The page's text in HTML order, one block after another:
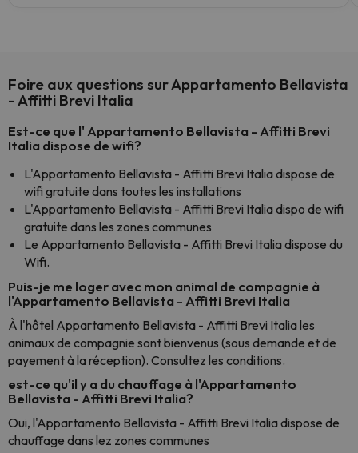
Foire aux questions sur Appartamento Bellavista
- Affitti Brevi Italia
Est-ce que l' Appartamento Bellavista - Affitti Brevi
Italia dispose de wifi?
L'Appartamento Bellavista - Affitti Brevi Italia dispose de
wifi gratuite dans toutes les installations
L'Appartamento Bellavista - Affitti Brevi Italia dispo de wifi
gratuite dans les zones communes
Le Appartamento Bellavista - Affitti Brevi Italia dispose du
Wifi.
Puis-je me loger avec mon animal de compagnie à
l'Appartamento Bellavista - Affitti Brevi Italia
À l'hôtel Appartamento Bellavista - Affitti Brevi Italia les
animaux de compagnie sont bienvenus (sous demande et de
payement à la réception). Consultez les conditions.
est-ce qu'il y a du chauffage à l'Appartamento
Bellavista - Affitti Brevi Italia?
Oui, l'Appartamento Bellavista - Affitti Brevi Italia dispose de
chauffage dans lez zones communes